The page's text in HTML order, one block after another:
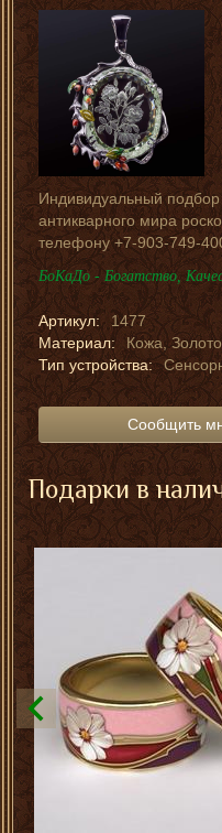
Индивидуальный
антикварного мира
телефону +7-903-749-
БоКаДо - Богатство,
Артикул:
1477
Материал:
Кожа, Золото
Тип устройства:
Сообщить
Подарки в